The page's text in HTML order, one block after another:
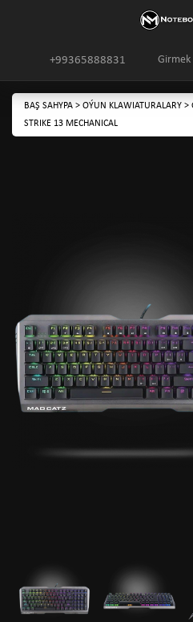
Girmek
+99365888831
BAŞ SAHYPA > OÝUN KLAWIATURALARY >
STRIKE 13 MECHANICAL